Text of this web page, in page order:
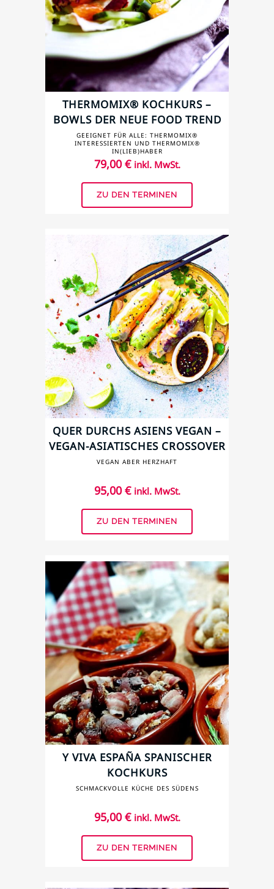
THERMOMIX® KOCHKURS –
BOWLS DER NEUE FOOD TREND
GEEIGNET FÜR ALLE: THERMOMIX®
INTERESSIERTEN UND THERMOMIX®
IN(LIEB)HABER
79,00€ inkl. MwSt.
ZU DEN TERMINEN
QUER DURCHS ASIENS VEGAN –
VEGAN-ASIATISCHES CROSSOVER
KOCHKURS
VEGAN ABER HERZHAFT
95,00€ inkl. MwSt.
ZU DEN TERMINEN
Y VIVA ESPAÑA SPANISCHER
KOCHKURS
SCHMACKVOLLE KÜCHE DES SÜDENS
95,00€ inkl. MwSt.
ZU DEN TERMINEN